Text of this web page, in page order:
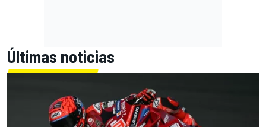
Últimas noticias